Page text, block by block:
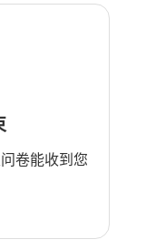
卷能收到您